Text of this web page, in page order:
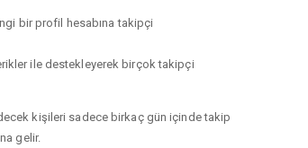
bir profil hesabına takipçi
ile destekleyerek birçok takipçi
kişileri sadece birkaç gün içinde takip
gelir.